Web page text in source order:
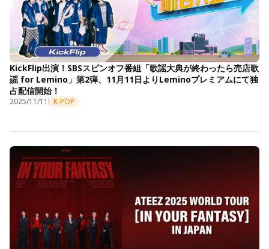
KickFlip出演！SBSスピンオフ番組「歌謡大典が終わったら売店歌
謡 for Lemino」第2弾、11月11日よりLeminoプレミアムにて独
占配信開始！
2025/11/11 K-POP